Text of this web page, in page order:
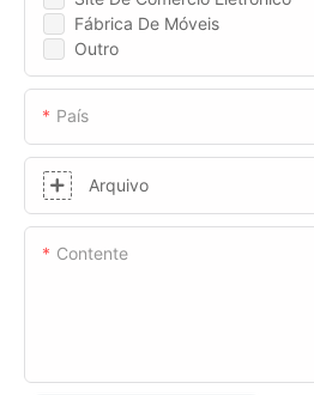
Fábrica De Móveis
Outro
País
Arquivo
Contente